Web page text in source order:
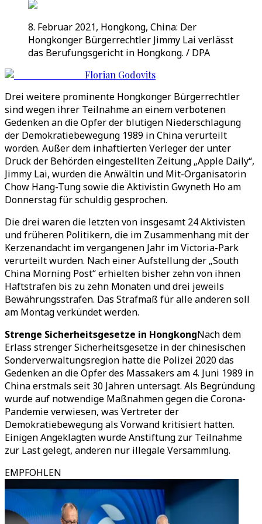
8. Februar 2021, Hongkong, China: Der
Hongkonger Bürgerrechtler Jimmy Lai verlässt
das Berufungsgericht in Hongkong. / DPA
Florian Godovits
Drei weitere prominente Hongkonger Bürgerrechtler
sind wegen ihrer Teilnahme an einem verbotenen
Gedenken an die Opfer der blutigen Niederschlagung
der Demokratiebewegung 1989 in China verurteilt
worden. Außer dem inhaftierten Verleger der unter
Druck der Behörden eingestellten Zeitung „Apple Daily“,
Jimmy Lai, wurden die Anwältin und Mit-Organisatorin
Chow Hang-Tung sowie die Aktivistin Gwyneth Ho am
Donnerstag für schuldig gesprochen.
Die drei waren die letzten von insgesamt 24 Aktivisten
und früheren Politikern, die im Zusammenhang mit der
Kerzenandacht im vergangenen Jahr im Victoria-Park
verurteilt wurden. Nach einer Aufstellung der „South
China Morning Post“ erhielten bisher zehn von ihnen
Haftstrafen bis zu zehn Monaten und drei jeweils
Bewährungsstrafen. Das Strafmaß für alle anderen soll
am Montag verkündet werden.
Strenge Sicherheitsgesetze in HongkongNach dem
Erlass strenger Sicherheitsgesetze in der chinesischen
Sonderverwaltungsregion hatte die Polizei 2020 das
Gedenken an die Opfer des Massakers am 4. Juni 1989 in
China erstmals seit 30 Jahren untersagt. Als Begründung
wurde auf notwendige Maßnahmen gegen die Corona-
Pandemie verwiesen, was Vertreter der
Demokratiebewegung als Vorwand kritisiert hatten.
Einigen Angeklagten wurde Anstiftung zur Teilnahme
zur Last gelegt, anderen nur illegale Versammlung.
EMPFOHLEN